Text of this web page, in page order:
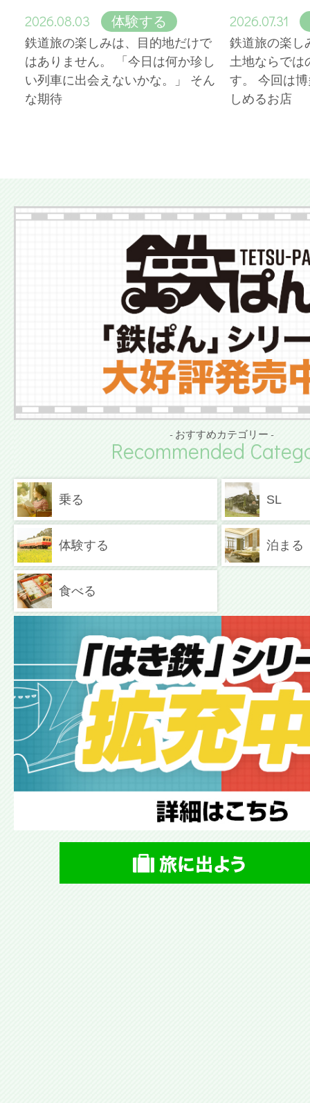
2026.08.03 体験する
鉄道旅の楽しみは、目的地だけで
はありません。 「今日は何か珍し
い列車に出会えないかな。」 そん
な期待
2026.07.31
鉄道旅の楽し
土地ならでは
す。 今回は
しめるお店
- おすすめカテゴリー -
Recommended
乗る SL
体験する 泊まる
食べる